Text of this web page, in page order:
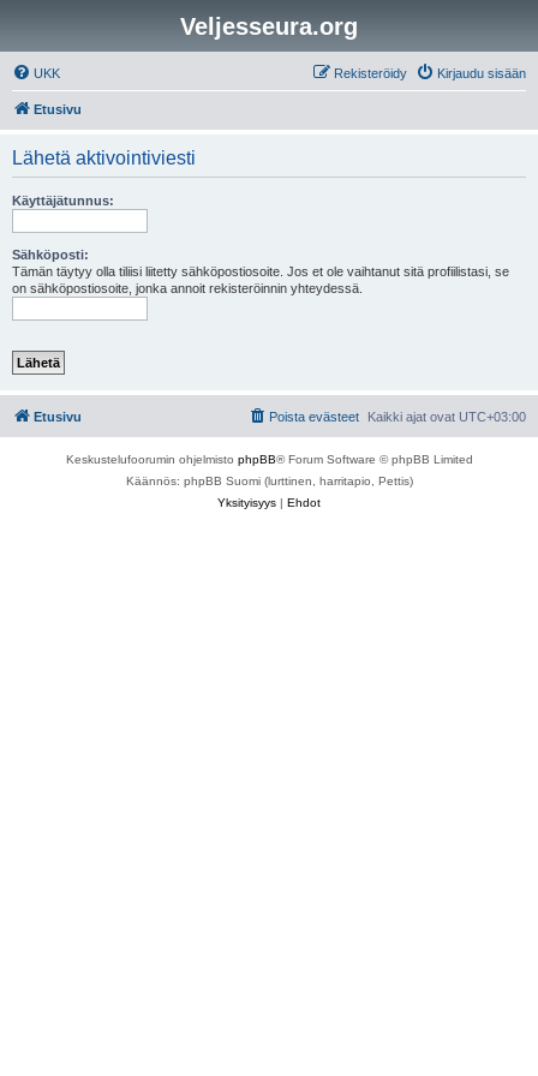
Veljesseura.org
UKK Kirjaudu sisään
Rekisteröidy
Etusivu
Lähetä aktivointiviesti
Käyttäjätunnus:
Sähköposti:
Tämän täytyy olla tiliisi liitetty sähköpostiosoite. Jos et ole vaihtanut sitä profiilistasi, se
on sähköpostiosoite, jonka annoit rekisteröinnin yhteydessä.
Etusivu Kaikki ajat ovat UTC+03:00
Poista evästeet
Keskustelufoorumin ohjelmisto phpBB® Forum Software © phpBB Limited
Käännös: phpBB Suomi (lurttinen, harritapio, Pettis)
Yksityisyys | Ehdot